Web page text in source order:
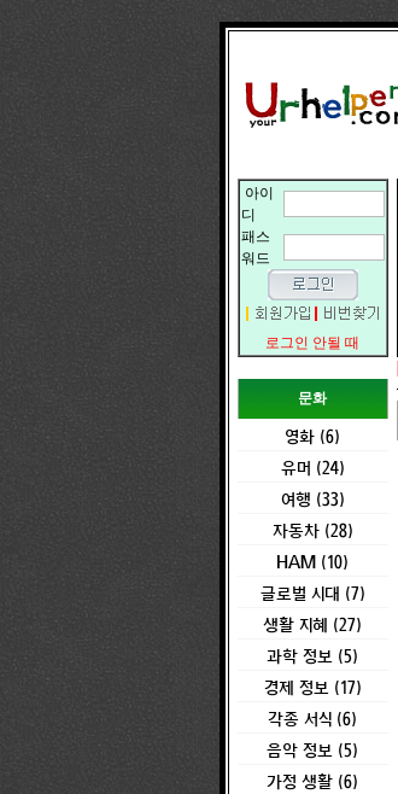
아이
디
패스
워드
로그인 안될 때
문화
영화 (6)
유머 (24)
여행 (33)
자동차 (28)
HAM (10)
글로벌 시대 (7)
생활 지혜 (27)
과학 정보 (5)
경제 정보 (17)
각종 서식 (6)
음악 정보 (5)
가정 생활 (6)